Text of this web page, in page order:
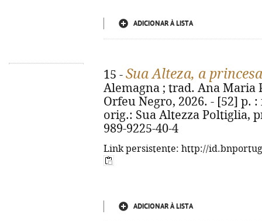
ADICIONAR À LISTA
15 - Sua Alteza, a
Alemagna ; trad. Ana Maria
Orfeu Negro, 2026. - [52] p.
orig.: Sua Altezza Poltiglia,
989-9225-40-4
Link persistente: http://
ADICIONAR À LISTA